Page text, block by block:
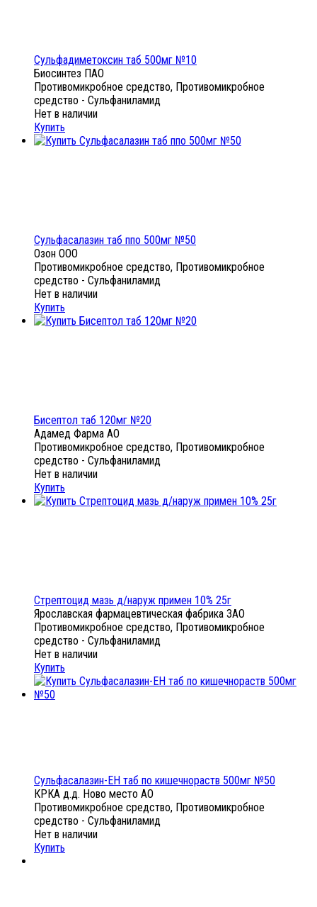
Сульфадиметоксин таб 500мг №10
Биосинтез ПАО
Противомикробное средство, Противомикробное
средство - Сульфаниламид
Нет в наличии
Купить
Сульфасалазин таб ппо 500мг №50
Озон ООО
Противомикробное средство, Противомикробное
средство - Сульфаниламид
Нет в наличии
Купить
Бисептол таб 120мг №20
Адамед Фарма АО
Противомикробное средство, Противомикробное
средство - Сульфаниламид
Нет в наличии
Купить
Стрептоцид мазь д/наруж примен 10% 25г
Ярославская фармацевтическая фабрика ЗАО
Противомикробное средство, Противомикробное
средство - Сульфаниламид
Нет в наличии
Купить
Сульфасалазин-ЕН таб по кишечнораств 500мг №50
КРКА д.д. Ново место АО
Противомикробное средство, Противомикробное
средство - Сульфаниламид
Нет в наличии
Купить